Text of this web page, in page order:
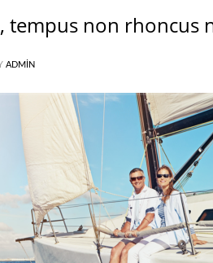
tempus non rhoncus
ADMIN